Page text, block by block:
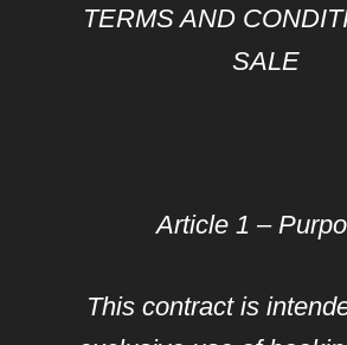
TERMS AND
SALE
Article 1 –
This contract is